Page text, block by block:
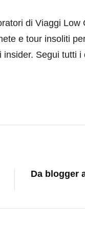
di Viaggi Low
e tour insoliti
Segui tutti
Da blogger